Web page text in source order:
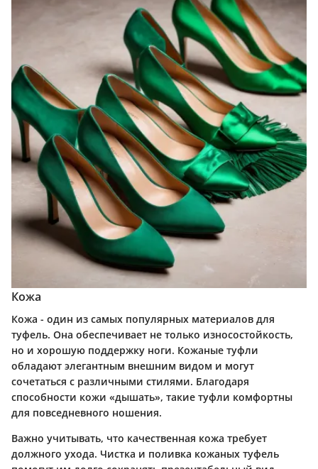
Кожа
Кожа - один из самых популярных материалов для
туфель. Она обеспечивает не только износостойкость,
но и хорошую поддержку ноги. Кожаные туфли
обладают элегантным внешним видом и могут
сочетаться с различными стилями. Благодаря
способности кожи «дышать», такие туфли комфортны
для повседневного ношения.
Важно учитывать, что качественная кожа требует
должного ухода. Чистка и поливка кожаных туфель